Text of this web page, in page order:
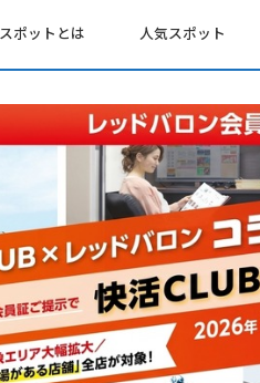
ポットとは 人気スポット